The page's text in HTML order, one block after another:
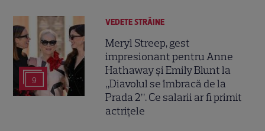
9
VEDETE STRĂINE
Meryl Streep, gest
impresionant pentru Anne
Hathaway și Emily Blunt la
„Diavolul se îmbracă de la
Prada 2”. Ce salarii ar fi primit
actrițele